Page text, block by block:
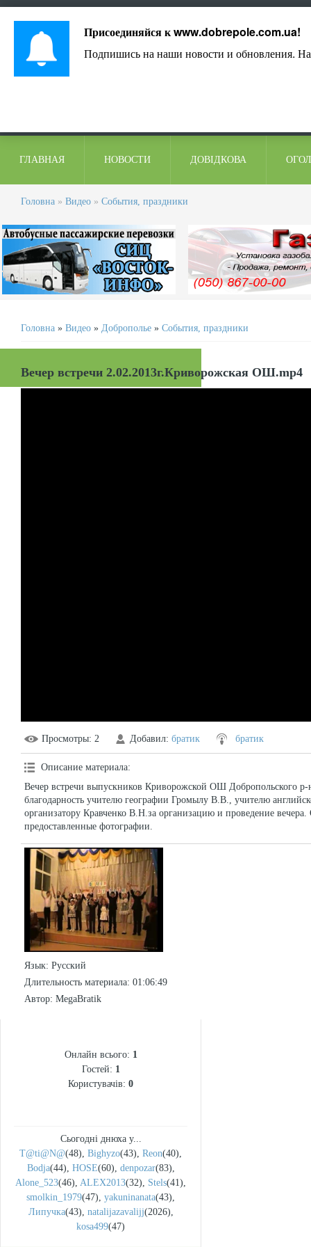
ГЛАВНАЯ НОВОСТИ ДОВІДКОВА
Головна » Видео » События, праздники
Головна » Видео » Доброполье » События, праздники
Вечер встречи 2.02.2013г.Криворожская ОШ.mp4
Просмотры: 2 Добавил: братик братик
Описание материала:
Вечер встречи выпускников Криворожской ОШ Добропольского
благодарность учителю географии Громылу В.В., учителю
организатору Кравченко В.Н.за организацию и проведение
предоставленные фотографии.
Язык: Русский
Длительность материала: 01:06:49
Автор: MegaBratik
Онлайн всього: 1
Гостей: 1
Користувачів: 0
Сьогодні днюха у...
T@ti@N@(48), Bighyzo(43), Reon(40),
Bodja(44), HOSE(60), denpozar(83),
Alone_523(46), ALEX2013(32), Stels(41),
smolkin_1979(47), yakuninanata(43),
Липучка(43), natalijazavalijj(2026),
kosa499(47)
Присоединяйся кwww.dobrepole.com.ua!
Подпишись на наши новости и обновления.